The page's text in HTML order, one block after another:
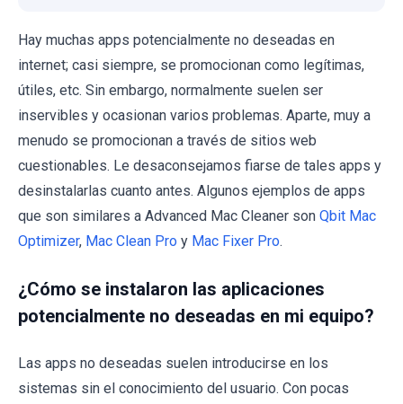
Hay muchas apps potencialmente no deseadas en
internet; casi siempre, se promocionan como legítimas,
útiles, etc. Sin embargo, normalmente suelen ser
inservibles y ocasionan varios problemas. Aparte, muy a
menudo se promocionan a través de sitios web
cuestionables. Le desaconsejamos fiarse de tales apps y
desinstalarlas cuanto antes. Algunos ejemplos de apps
que son similares a Advanced Mac Cleaner son Qbit Mac
Optimizer, Mac Clean Pro y Mac Fixer Pro.
¿Cómo se instalaron las aplicaciones
potencialmente no deseadas en mi equipo?
Las apps no deseadas suelen introducirse en los
sistemas sin el conocimiento del usuario. Con pocas